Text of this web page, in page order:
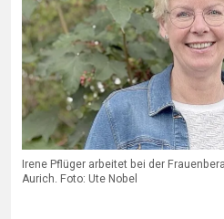
Irene Pflüger arbeitet bei der
Aurich. Foto: Ute Nobel